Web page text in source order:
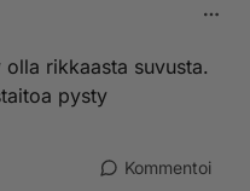
rikkaasta suvusta.
pysty
Kommentoi